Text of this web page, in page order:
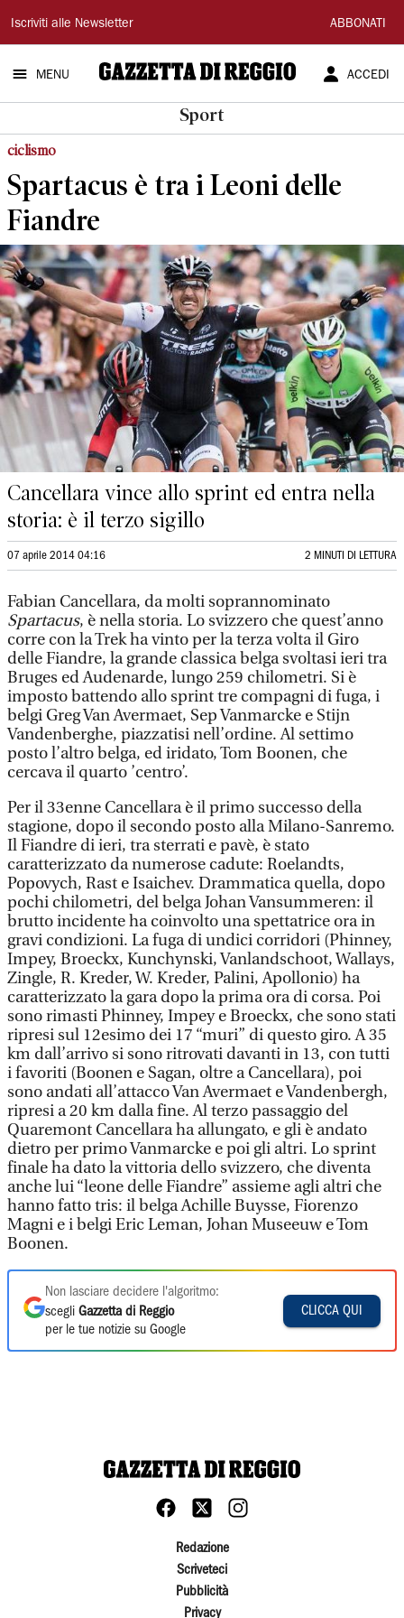
Gazzetta
di
Reggio
Iscriviti alle Newsletter ABBONATI
MENU ACCEDI
Sport
ciclismo
Spartacus è tra i Leoni delle
Fiandre
Cancellara vince allo sprint ed entra nella
storia: è il terzo sigillo
07 aprile 2014 04:16 2 MINUTI DI LETTURA
Fabian Cancellara, da molti soprannominato
Spartacus, è nella storia. Lo svizzero che quest’anno
corre con la Trek ha vinto per la terza volta il Giro
delle Fiandre, la grande classica belga svoltasi ieri tra
Bruges ed Audenarde, lungo 259 chilometri. Si è
imposto battendo allo sprint tre compagni di fuga, i
belgi Greg Van Avermaet, Sep Vanmarcke e Stijn
Vandenberghe, piazzatisi nell’ordine. Al settimo
posto l’altro belga, ed iridato, Tom Boonen, che
cercava il quarto ’centro’.
Per il 33enne Cancellara è il primo successo della
stagione, dopo il secondo posto alla Milano-Sanremo.
Il Fiandre di ieri, tra sterrati e pavè, è stato
caratterizzato da numerose cadute: Roelandts,
Popovych, Rast e Isaichev. Drammatica quella, dopo
pochi chilometri, del belga Johan Vansummeren: il
brutto incidente ha coinvolto una spettatrice ora in
gravi condizioni. La fuga di undici corridori (Phinney,
Impey, Broeckx, Kunchynski, Vanlandschoot, Wallays,
Zingle, R. Kreder, W. Kreder, Palini, Apollonio) ha
caratterizzato la gara dopo la prima ora di corsa. Poi
sono rimasti Phinney, Impey e Broeckx, che sono stati
ripresi sul 12esimo dei 17 “muri” di questo giro. A 35
km dall’arrivo si sono ritrovati davanti in 13, con tutti
i favoriti (Boonen e Sagan, oltre a Cancellara), poi
sono andati all’attacco Van Avermaet e Vandenbergh,
ripresi a 20 km dalla fine. Al terzo passaggio del
Quaremont Cancellara ha allungato, e gli è andato
dietro per primo Vanmarcke e poi gli altri. Lo sprint
finale ha dato la vittoria dello svizzero, che diventa
anche lui “leone delle Fiandre” assieme agli altri che
hanno fatto tris: il belga Achille Buysse, Fiorenzo
Magni e i belgi Eric Leman, Johan Museeuw e Tom
Boonen.
Non lasciare decidere l'algoritmo:
scegli Gazzetta di Reggio
per le tue notizie su Google
CLICCA QUI
Redazione
Scriveteci
Pubblicità
Privacy